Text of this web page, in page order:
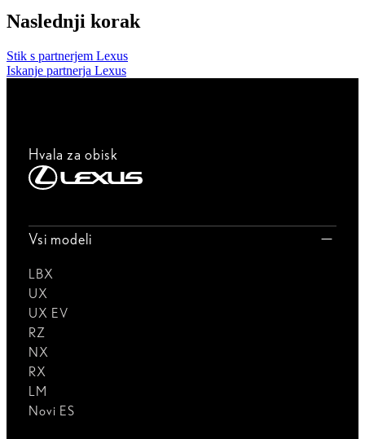
Naslednji korak
Stik s partnerjem Lexus
Iskanje partnerja Lexus
Hvala za obisk
Vsi modeli
LBX
UX
UX EV
RZ
NX
RX
LM
Novi ES